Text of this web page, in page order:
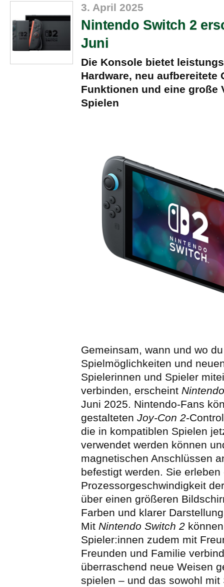
3. April 2025
Nintendo Switch 2
Juni
Die Konsole bietet
Hardware, neu aufbereitete
Funktionen und eine große
Spielen
Gemeinsam, wann und wo
Spielmöglichkeiten und
Spielerinnen und Spieler
verbinden, erscheint
Juni 2025. Nintendo-Fans
gestalteten Joy-Con 2-
die in kompatiblen Spielen
verwendet werden können
magnetischen Anschlüssen
befestigt werden. Sie erleben
Prozessorgeschwindigkeit
über einen größeren
Farben und klarer
Mit Nintendo Switch 2
Spieler:innen zudem mit
Freunden und Familie
überraschend neue Weisen
spielen – und das sowohl mit